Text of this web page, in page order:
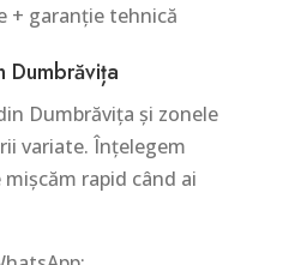
+ garanție tehnică
Dumbrăvița
Dumbrăvița și zonele
variate. Înțelegem
rapid când ai